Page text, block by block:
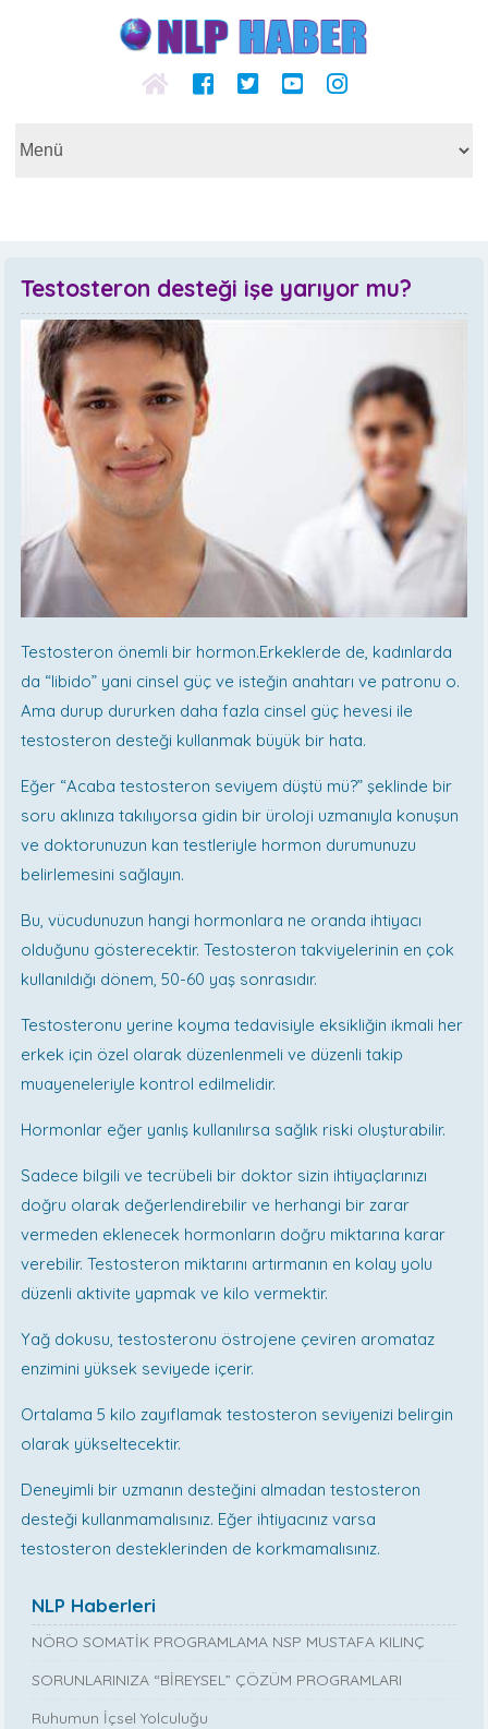
Testosteron desteği işe yarıyor mu?
Testosteron önemli bir hormon.Erkeklerde de, kadınlarda
da “libido” yani cinsel güç ve isteğin anahtarı ve patronu o.
Ama durup dururken daha fazla cinsel güç hevesi ile
testosteron desteği kullanmak büyük bir hata.
Eğer “Acaba testosteron seviyem düştü mü?” şeklinde bir
soru aklınıza takılıyorsa gidin bir üroloji uzmanıyla konuşun
ve doktorunuzun kan testleriyle hormon durumunuzu
belirlemesini sağlayın.
Bu, vücudunuzun hangi hormonlara ne oranda ihtiyacı
olduğunu gösterecektir. Testosteron takviyelerinin en çok
kullanıldığı dönem, 50-60 yaş sonrasıdır.
Testosteronu yerine koyma tedavisiyle eksikliğin ikmali her
erkek için özel olarak düzenlenmeli ve düzenli takip
muayeneleriyle kontrol edilmelidir.
Hormonlar eğer yanlış kullanılırsa sağlık riski oluşturabilir.
Sadece bilgili ve tecrübeli bir doktor sizin ihtiyaçlarınızı
doğru olarak değerlendirebilir ve herhangi bir zarar
vermeden eklenecek hormonların doğru miktarına karar
verebilir. Testosteron miktarını artırmanın en kolay yolu
düzenli aktivite yapmak ve kilo vermektir.
Yağ dokusu, testosteronu östrojene çeviren aromataz
enzimini yüksek seviyede içerir.
Ortalama 5 kilo zayıflamak testosteron seviyenizi belirgin
olarak yükseltecektir.
Deneyimli bir uzmanın desteğini almadan testosteron
desteği kullanmamalısınız. Eğer ihtiyacınız varsa
testosteron desteklerinden de korkmamalısınız.
NLP Haberleri
NÖRO SOMATİK PROGRAMLAMA NSP MUSTAFA KILINÇ
SORUNLARINIZA “BİREYSEL” ÇÖZÜM PROGRAMLARI
Ruhumun İçsel Yolculuğu